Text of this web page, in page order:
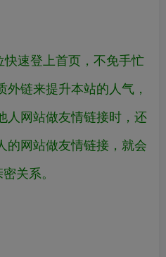
速登上首页，不免手忙
链来提升本站的人气，
人网站做友情链接时，还
的网站做友情链接，就会
关系。